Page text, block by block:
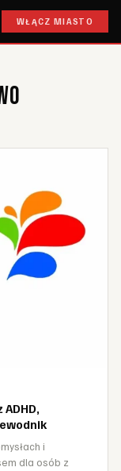
WŁĄCZ MIASTO
i
dla osób z